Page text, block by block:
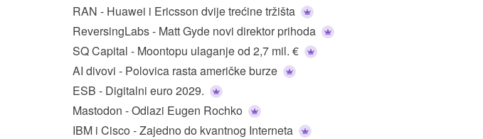
RAN - Huawei i Ericsson dvije trećine tržišta
ReversingLabs - Matt Gyde novi direktor prihoda
SQ Capital - Moontopu ulaganje od 2,7 mil. €
AI divovi - Polovica rasta američke burze
ESB - Digitalni euro 2029.
Mastodon - Odlazi Eugen Rochko
IBM i Cisco - Zajedno do kvantnog Interneta